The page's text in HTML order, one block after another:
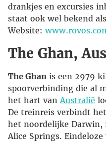
drankjes en excursies
staat ook wel bekend
Website:
The Ghan,
The Ghan is een 2979
spoorverbinding die al
het hart van Australië
De treinreis verbindt
het noordelijke Darwin,
Alice Springs.